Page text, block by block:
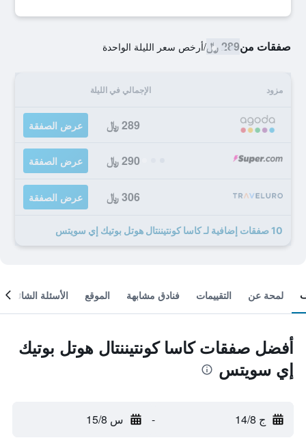
صفقات من289 ﷼ /أرخص سعر الليلة الواحدة
مزود الإجمالي في الليلة
289 ﷼ عرض الصفقة
290 ﷼ عرض الصفقة
306 ﷼ عرض الصفقة
10 صفقات إضافية لـ كاسا كونتيننتال هوتل بوتيك إي سويتس
لمحة عن التقييمات فنادق مشابهة الموقع الأسئلة الشائعة
أفضل صفقات كاسا كونتيننتال هوتل بوتيك
إي سويتس
ج 14/8 - س 15/8